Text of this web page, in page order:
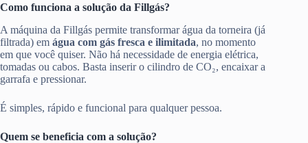
Como funciona a solução da Fillgás?
A máquina da Fillgás permite transformar água da torneira (já
filtrada) em água com gás fresca e ilimitada, no momento
em que você quiser. Não há necessidade de energia elétrica,
tomadas ou cabos. Basta inserir o cilindro de CO₂, encaixar a
garrafa e pressionar.
É simples, rápido e funcional para qualquer pessoa.
Quem se beneficia com a solução?